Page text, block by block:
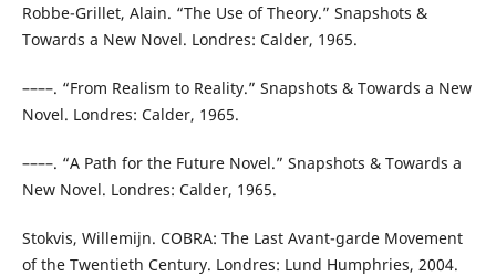
Robbe-Grillet, Alain. “The Use of Theory.” Snapshots &
Towards a New Novel. Londres: Calder, 1965.
––––. “From Realism to Reality.” Snapshots & Towards a New
Novel. Londres: Calder, 1965.
––––. “A Path for the Future Novel.” Snapshots & Towards a
New Novel. Londres: Calder, 1965.
Stokvis, Willemijn. COBRA: The Last Avant-garde Movement
of the Twentieth Century. Londres: Lund Humphries, 2004.